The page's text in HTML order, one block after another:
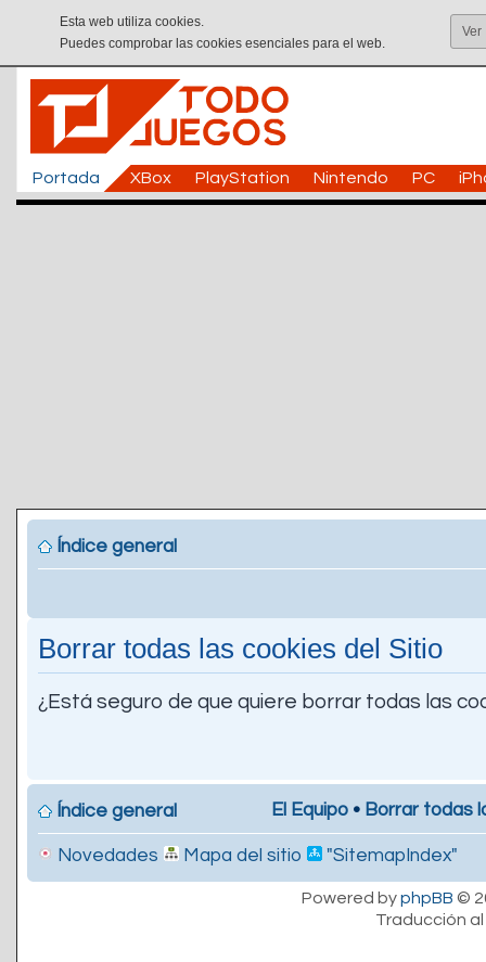
Esta web utiliza cookies.
Puedes comprobar las cookies esenciales para el web.
Ver
Portada XBox PlayStation Nintendo PC
Índice general
Borrar todas las cookies del Sitio
¿Está seguro de que quiere borrar todas las
Índice general El Equipo • Borrar todas
Novedades Mapa del sitio "SitemapIndex"
Powered byphpBB ©
Traducción